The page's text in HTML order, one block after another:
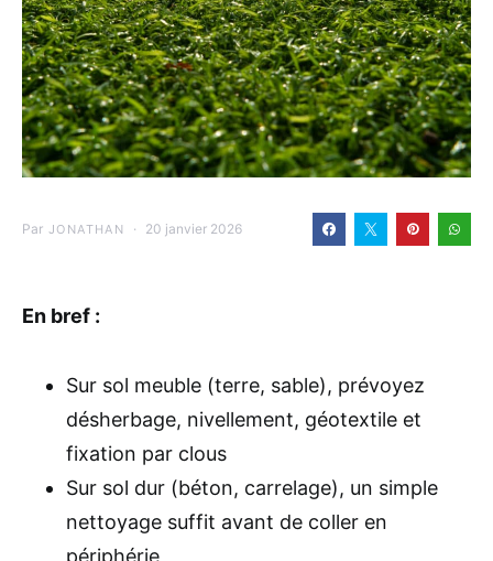
Par JONATHAN 20 janvier 2026
En bref :
Sur sol meuble (terre, sable), prévoyez
désherbage, nivellement, géotextile et
fixation par clous
Sur sol dur (béton, carrelage), un simple
nettoyage suffit avant de coller en
périphérie